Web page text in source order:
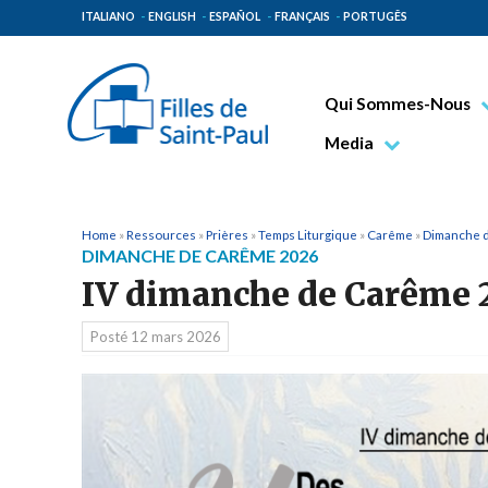
ITALIANO ENGLISH ESPAÑOL FRANÇAIS PORTUGÊS
Qui Sommes-Nous
Bienheureux Jacques
Lieux d’origine
Famille Paulinienne
Media
Home »Ressources »Prières »Temps Liturgique » Carême »Dimanche
DIMANCHE DE CARÊME 2026
IV dimanche de Carême
Posté 12 mars 2026